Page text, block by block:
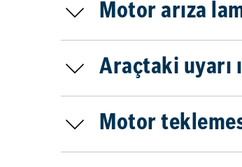
Motor arıza
Araçtaki uyarı
Motor